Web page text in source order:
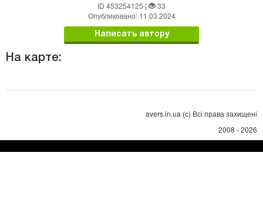
ID 453254125 |
33
Опубликовано: 11.03.2024
Написать автору
На карте:
avers.in.ua (с) Всі права захищені
2008 - 2026